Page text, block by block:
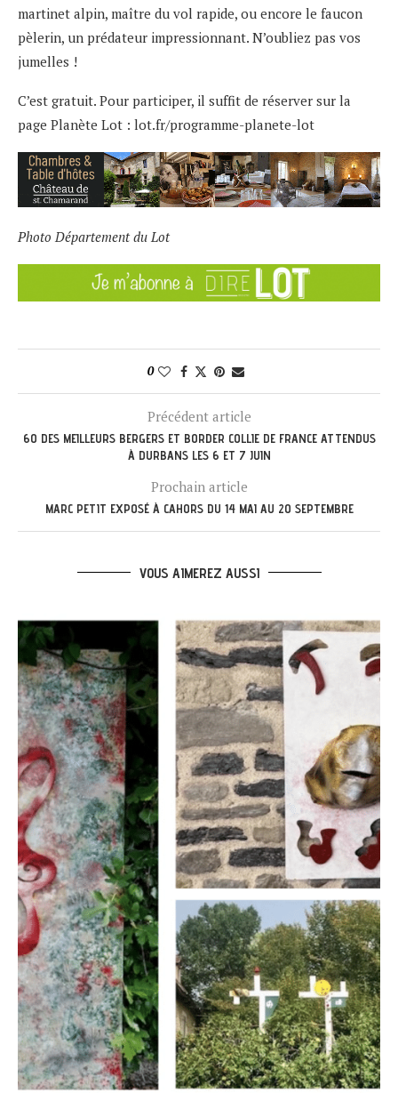
martinet alpin, maître du vol rapide, ou encore le faucon
pèlerin, un prédateur impressionnant. N’oubliez pas vos
jumelles !
C’est gratuit. Pour participer, il suffit de réserver sur la
page Planète Lot : lot.fr/programme-planete-lot
Photo Département du Lot
0
Précédent article
60 DES MEILLEURS BERGERS ET BORDER COLLIE DE FRANCE ATTENDUS
À DURBANS LES 6 ET 7 JUIN
Prochain article
MARC PETIT EXPOSÉ À CAHORS DU 14 MAI AU 20 SEPTEMBRE
VOUS AIMEREZ AUSSI